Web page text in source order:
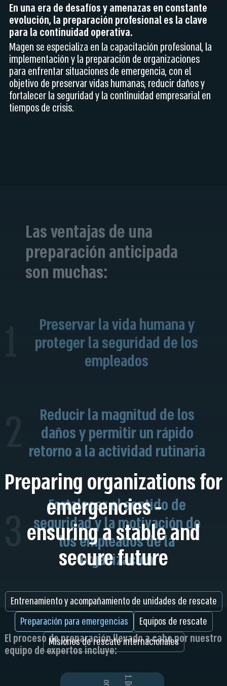
Preparing organizations for
emergencies -
ensuring a stable and
secure future
Entrenamiento y acompañamiento de unidades de rescate
Preparación para emergencias
Equipos de rescate
Misiones de rescate internacionales
En una era de desafíos y amenazas en constante
evolución, la preparación profesional es la clave
para la continuidad operativa.
Magen se especializa en la capacitación profesional, la
implementación y la preparación de organizaciones
para enfrentar situaciones de emergencia, con el
objetivo de preservar vidas humanas, reducir daños y
fortalecer la seguridad y la continuidad empresarial en
tiempos de crisis.
Las ventajas de una
preparación anticipada
son muchas:
Preservar la vida humana y
proteger la seguridad de los
empleados
Reducir la magnitud de los
daños y permitir un rápido
retorno a la actividad rutinaria
Fortalecer el sentido de
seguridad y la motivación de
los empleados de la
organización
El proceso de preparación llevado a cabo por nuestro
equipo de expertos incluye: